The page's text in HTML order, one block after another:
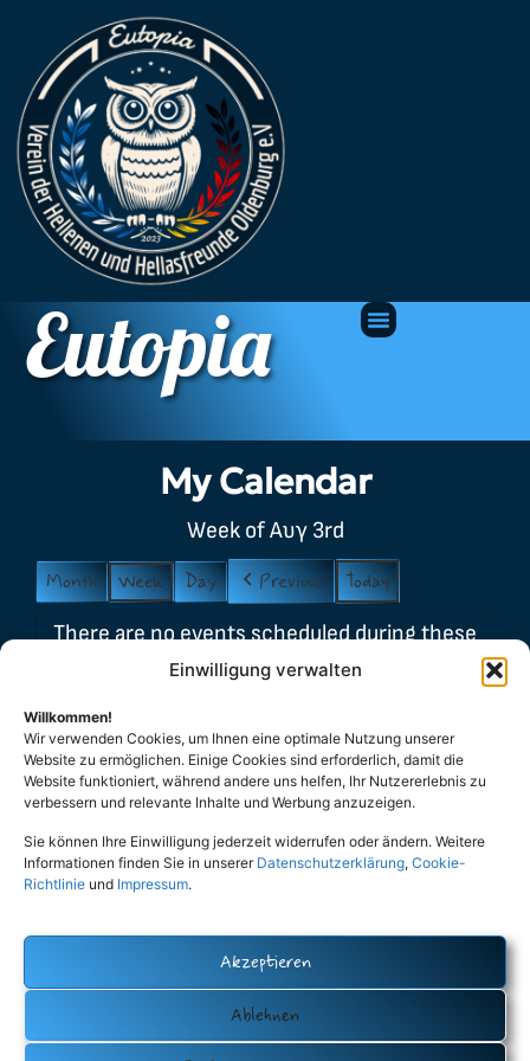
Einwilligung verwalten
Willkommen!
Wir verwenden Cookies, um Ihnen eine optimale Nutzung unserer
Website zu ermöglichen. Einige Cookies sind erforderlich, damit die
Website funktioniert, während andere uns helfen, Ihr Nutzererlebnis zu
verbessern und relevante Inhalte und Werbung anzuzeigen.
Sie können Ihre Einwilligung jederzeit widerrufen oder ändern. Weitere
Informationen finden Sie in unserer Datenschutzerklärung, Cookie-
Richtlinie und Impressum.
Akzeptieren
Ablehnen
Eutopia
My Calendar
Week of Αυγ 3rd
Month Week Day Previous Today
There are no events scheduled during these
dates.
Event
Categories
Stammtisch
Βασιλόπιτα
Λαμπάδες
Μελομακάρονα
Πάσχα
All Categories
PrintView
Datenschutz (Privacy Policy) Cookie-Policy (EU) Impressum
Eutopia – Verein der Hellenen und Hellasfreunde Oldenburg e.V